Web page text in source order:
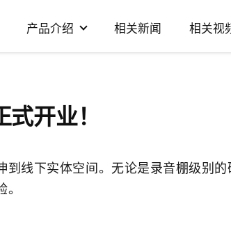
产品介绍 相关新闻 相关视
开业！
到线下实体空间。无论是录音棚级别